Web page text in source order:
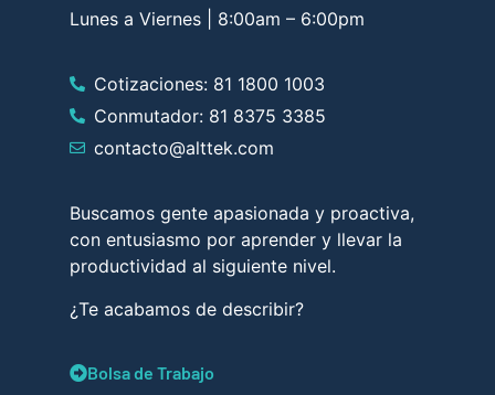
Lunes a Viernes | 8:00am – 6:00pm
Cotizaciones: 81 1800 1003
Conmutador: 81 8375 3385
contacto@alttek.com
Buscamos gente apasionada y proactiva,
con entusiasmo por aprender y llevar la
productividad al siguiente nivel.
¿Te acabamos de describir?
Bolsa de Trabajo